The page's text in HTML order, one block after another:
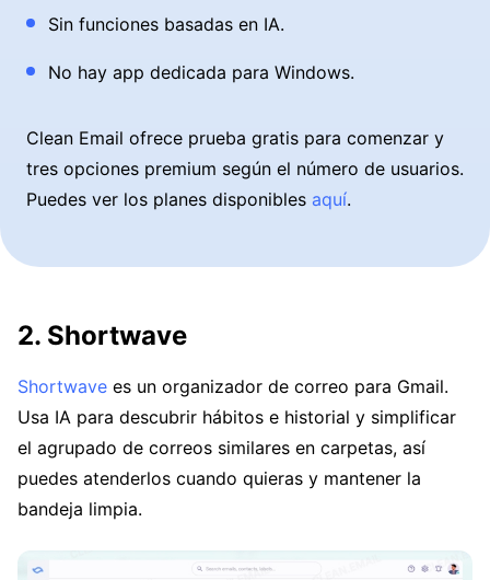
Sin funciones basadas en IA.
No hay app dedicada para Windows.
Clean Email ofrece prueba gratis para comenzar y
tres opciones premium según el número de usuarios.
Puedes ver los planes disponibles aquí.
2. Shortwave
Shortwave es un organizador de correo para Gmail.
Usa IA para descubrir hábitos e historial y simplificar
el agrupado de correos similares en carpetas, así
puedes atenderlos cuando quieras y mantener la
bandeja limpia.